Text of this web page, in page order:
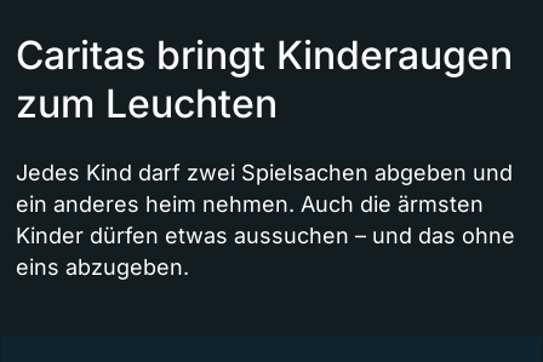
Caritas bringt Kinderaugen
zum Leuchten
Jedes Kind darf zwei Spielsachen abgeben und
ein anderes heim nehmen. Auch die ärmsten
Kinder dürfen etwas aussuchen – und das ohne
eins abzugeben.